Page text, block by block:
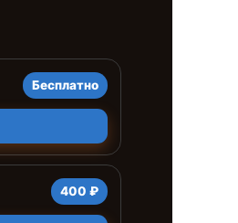
Бесплатно
400 ₽